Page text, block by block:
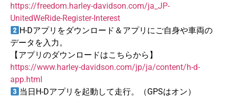
https://freedom.harley-davidson.com/ja_JP-
UnitedWeRide-Register-Interest
H-Dアプリをダウンロード＆アプリにご自身や車両の
データを入力。
【アプリのダウンロードはこちらから】
https://www.harley-davidson.com/jp/ja/content/h-d-
app.html
当日H-Dアプリを起動して走行。（GPSはオン）